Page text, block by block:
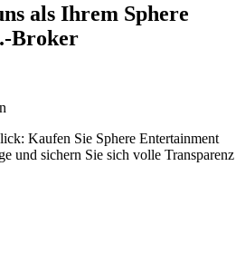
als Ihrem Sphere
Broker
Kaufen Sie Sphere Entertainment
und sichern Sie sich volle Transparenz